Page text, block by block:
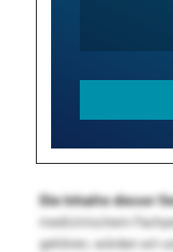
Die Inhalte dieser
medizinischem
gehören, würden wir